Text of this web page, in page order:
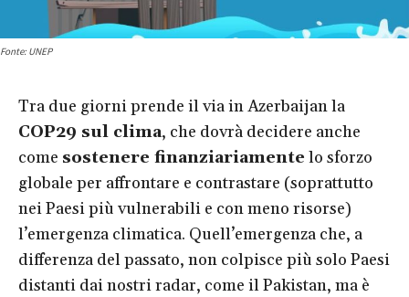
Fonte: UNEP
Tra due giorni prende il via in Azerbaijan la
COP29 sul clima, che dovrà decidere anche
come sostenere finanziariamente lo sforzo
globale per affrontare e contrastare (soprattutto
nei Paesi più vulnerabili e con meno risorse)
l’emergenza climatica. Quell’emergenza che, a
differenza del passato, non colpisce più solo Paesi
distanti dai nostri radar, come il Pakistan, ma è